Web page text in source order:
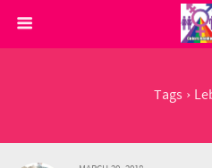
Tags ›